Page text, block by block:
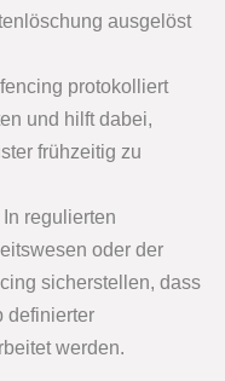
ausgelöst
protokolliert
und hilft dabei,
frühzeitig zu
In regulierten
oder der
sicherstellen, dass
definierter
werden.